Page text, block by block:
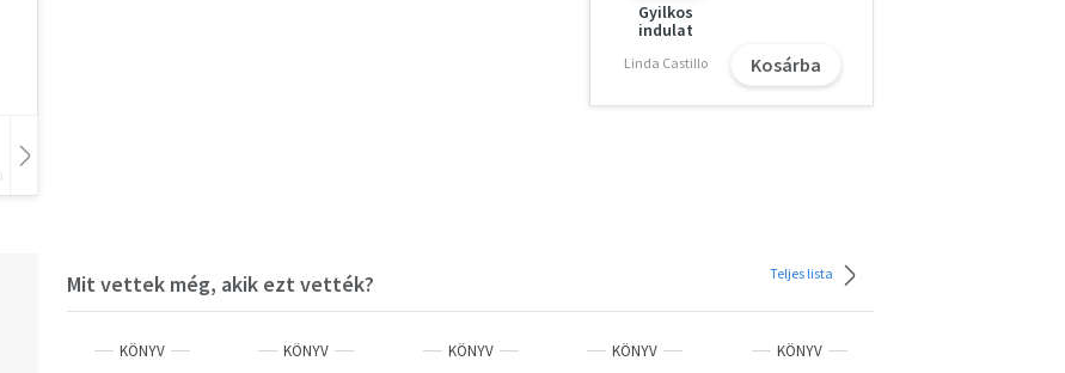
Gyilkos
indulat
Linda Castillo Kosárba
Mit vettek még, akik ezt vették? Teljes lista
KÖNYV KÖNYV KÖNYV KÖNYV KÖNYV